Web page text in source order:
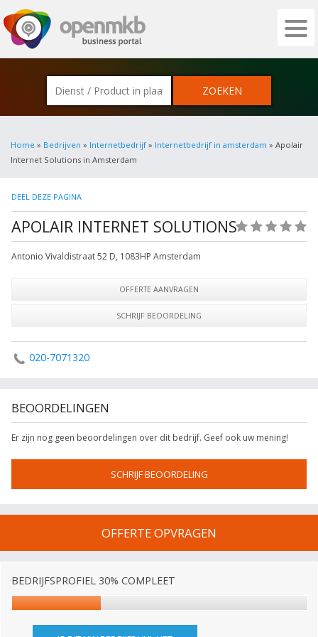
OPENMKB - DE ZAKELIJKE PORTAL
Home » Bedrijven » Internetbedrijf » Internetbedrijf in amsterdam » Apolair
Internet Solutions in Amsterdam
DEEL DEZE PAGINA
APOLAIR INTERNET SOLUTIONS
Antonio Vivaldistraat 52 D, 1083HP Amsterdam
OFFERTE AANVRAGEN
SCHRIJF BEOORDELING
020-7071320
BEOORDELINGEN
Er zijn nog geen beoordelingen over dit bedrijf. Geef ook uw mening!
SCHRIJF BEOORDELING
OFFERTE OPVRAGEN
BEDRIJFSPROFIEL 30% COMPLEET